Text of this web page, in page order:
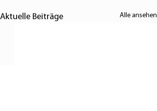
Aktuelle Beiträge Alle ansehen